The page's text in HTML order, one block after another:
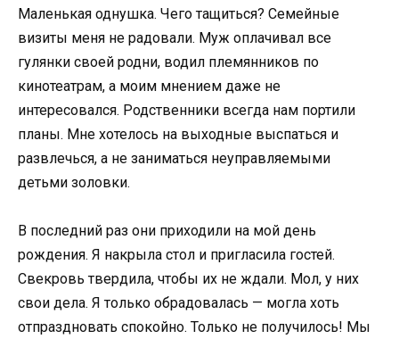
Маленькая однушка. Чего тащиться? Семейные
визиты меня не радовали. Муж оплачивал все
гулянки своей родни, водил племянников по
кинотеатрам, а моим мнением даже не
интересовался. Родственники всегда нам портили
планы. Мне хотелось на выходные выспаться и
развлечься, а не заниматься неуправляемыми
детьми золовки.
В последний раз они приходили на мой день
рождения. Я накрыла стол и пригласила гостей.
Свекровь твердила, чтобы их не ждали. Мол, у них
свои дела. Я только обрадовалась — могла хоть
отпраздновать спокойно. Только не получилось! Мы